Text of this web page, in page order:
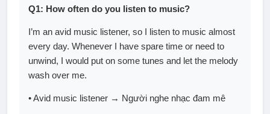
Q1: How often do you listen to music?
I’m an avid music listener, so I listen to music almost
every day. Whenever I have spare time or need to
unwind, I would put on some tunes and let the melody
wash over me.
• Avid music listener → Người nghe nhạc đam mê